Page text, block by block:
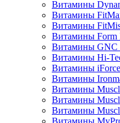
Витамины
Витамины
Витамины
Витамины Form
Витамины GNC
Витамины Hi-
Витамины
Витамины
Витамины
Витамины
Витамины
Витамины